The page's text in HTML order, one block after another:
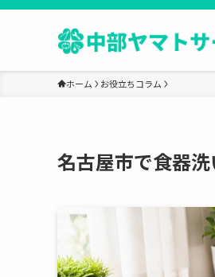
ホーム お役立ちコラム
名古屋市で食器